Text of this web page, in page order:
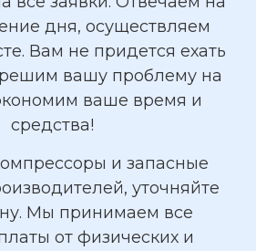
дня, осуществляем
Вам не придется ехать
вашу проблему на
ваше время и
средства!
и запасные
уточняйте
Мы принимаем все
от физических и